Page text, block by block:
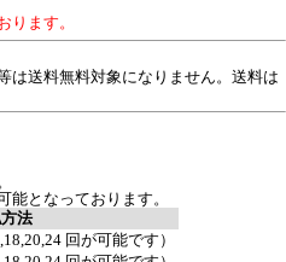
ます。
は送料無料対象になりません。送料は
能となっております。
法
回が可能です）